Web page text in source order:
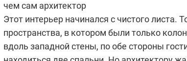
чем сам архитектор
Этот интерьер начинался с чистого листа.
пространства, в котором были только
вдоль западной стены, по обе стороны